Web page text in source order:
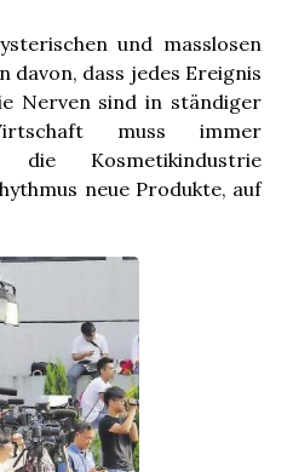
und masslosen
davon, dass jedes Ereignis
Nerven sind in ständiger
muss immer
die Kosmetikindustrie
neue Produkte, auf